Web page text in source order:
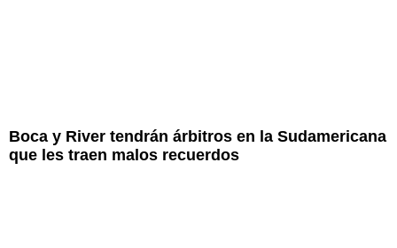
Boca y River tendrán árbitros en la Sudamericana
que les traen malos recuerdos